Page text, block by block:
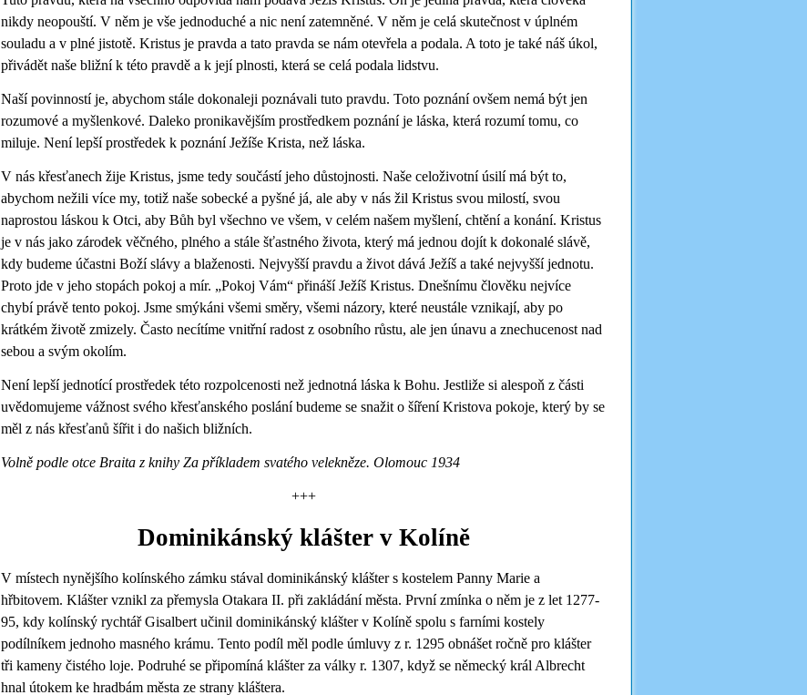
nikdy neopouští. V něm je vše jednoduché a nic není zatemněné. V něm je celá skutečnost v úplném
souladu a v plné jistotě. Kristus je pravda a tato pravda se nám otevřela a podala. A toto je také náš úkol,
přivádět naše bližní k této pravdě a k její plnosti, která se celá podala lidstvu.
Naší povinností je, abychom stále dokonaleji poznávali tuto pravdu. Toto poznání ovšem nemá být jen
rozumové a myšlenkové. Daleko pronikavějším prostředkem poznání je láska, která rozumí tomu, co
miluje. Není lepší prostředek k poznání Ježíše Krista, než láska.
V nás křesťanech žije Kristus, jsme tedy součástí jeho důstojnosti. Naše celoživotní úsilí má být to,
abychom nežili více my, totiž naše sobecké a pyšné já, ale aby v nás žil Kristus svou milostí, svou
naprostou láskou k Otci, aby Bůh byl všechno ve všem, v celém našem myšlení, chtění a konání. Kristus
je v nás jako zárodek věčného, plného a stále šťastného života, který má jednou dojít k dokonalé slávě,
kdy budeme účastni Boží slávy a blaženosti. Nejvyšší pravdu a život dává Ježíš a také nejvyšší jednotu.
Proto jde v jeho stopách pokoj a mír. „Pokoj Vám“ přináší Ježíš Kristus. Dnešnímu člověku nejvíce
chybí právě tento pokoj. Jsme smýkáni všemi směry, všemi názory, které neustále vznikají, aby po
krátkém životě zmizely. Často necítíme vnitřní radost z osobního růstu, ale jen únavu a znechucenost nad
sebou a svým okolím.
Není lepší jednotící prostředek této rozpolcenosti než jednotná láska k Bohu. Jestliže si alespoň z části
uvědomujeme vážnost svého křesťanského poslání budeme se snažit o šíření Kristova pokoje, který by se
měl z nás křesťanů šířit i do našich bližních.
Volně podle otce Braita z knihy Za příkladem svatého velekněze. Olomouc 1934
+++
Dominikánský klášter v Kolíně
V místech nynějšího kolínského zámku stával dominikánský klášter s kostelem Panny Marie a
hřbitovem. Klášter vznikl za přemysla Otakara II. při zakládání města. První zmínka o něm je z let 1277-
95, kdy kolínský rychtář Gisalbert učinil dominikánský klášter v Kolíně spolu s farními kostely
podílníkem jednoho masného krámu. Tento podíl měl podle úmluvy z r. 1295 obnášet ročně pro klášter
tři kameny čistého loje. Podruhé se připomíná klášter za války r. 1307, když se německý král Albrecht
hnal útokem ke hradbám města ze strany kláštera.